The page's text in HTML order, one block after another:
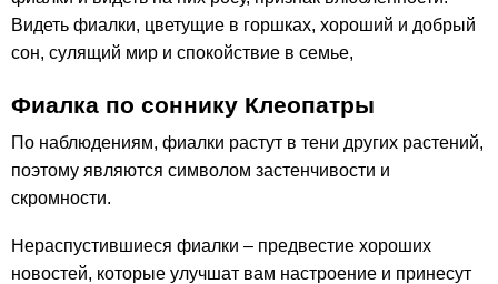
Видеть фиалки, цветущие в горшках, хороший и добрый
сон, сулящий мир и спокойствие в семье,
Фиалка по соннику Клеопатры
По наблюдениям, фиалки растут в тени других растений,
поэтому являются символом застенчивости и
скромности.
Нераспустившиеся фиалки – предвестие хороших
новостей, которые улучшат вам настроение и принесут